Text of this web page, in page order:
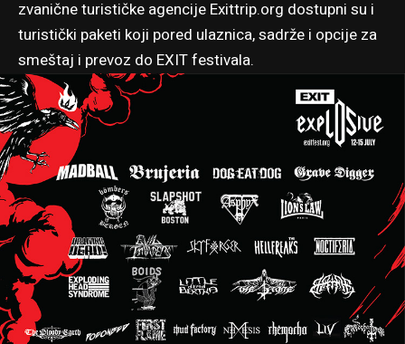
zvanične turističke agencije Exittrip.org dostupni su i
turistički paketi koji pored ulaznica, sadrže i opcije za
smeštaj i prevoz do EXIT festivala.